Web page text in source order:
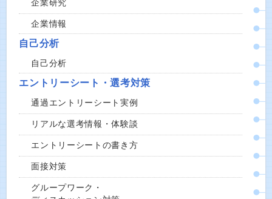
企業研究
企業情報
自己分析
自己分析
エントリーシート・選考対策
通過エントリーシート実例
リアルな選考情報・体験談
エントリーシートの書き方
面接対策
グループワーク・